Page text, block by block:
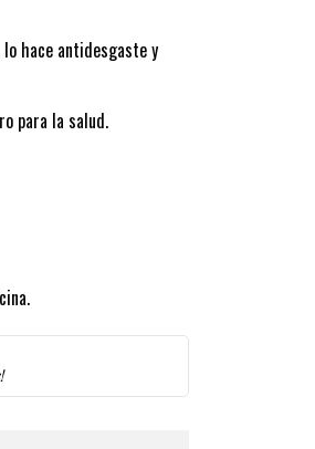
hace antidesgaste y
para la salud.